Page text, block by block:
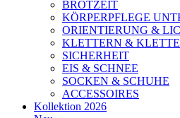
BROTZEIT
KÖRPERPFLEGE
ORIENTIERUNG &
KLETTERN &
SICHERHEIT
EIS & SCHNEE
SOCKEN & SCHUHE
ACCESSOIRES
Kollektion 2026